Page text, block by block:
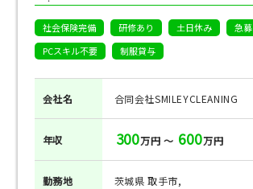
社会保険完備 研修あり 土日休み 急募
PCスキル不要
制服貸与
会社名 合同会社SMILEYCLEANING
年収 300万円 ～ 600万円
勤務地 茨城県 取手市,